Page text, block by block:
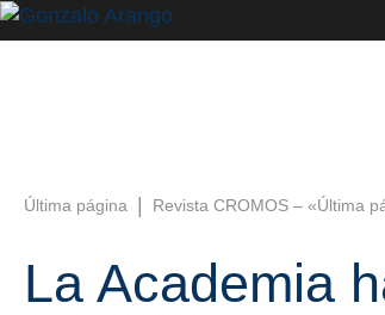
Última página Revista CROMOS – «Última
La Academia